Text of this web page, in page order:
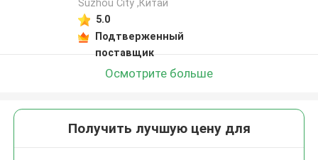
Suzhou City ,Китай
5.0
Подтверженный
поставщик
Осмотрите больше
Получить лучшую цену для